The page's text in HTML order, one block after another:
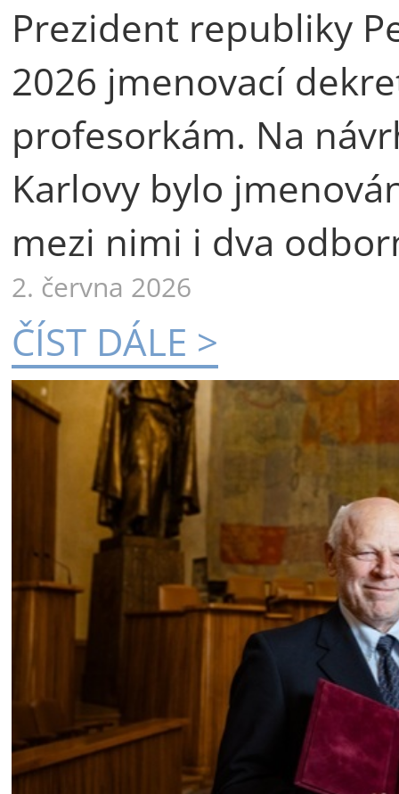
Prezident republiky
2026 jmenovací
profesorkám. Na
Karlovy bylo
mezi nimi i dva
2. června 2026
ČÍST DÁLE >